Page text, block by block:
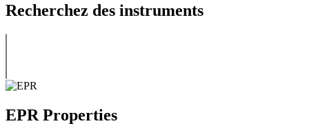
Recherchez des instruments
EPR Properties